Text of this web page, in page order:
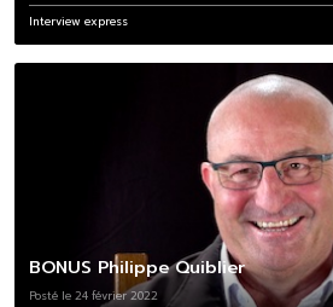
Interview express
BONUS Philippe Quiblier
Posté le 24 février 2022